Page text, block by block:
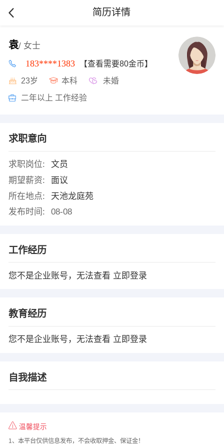
简历详情
袁/ 女士
183****1383 【查看需要80金币】
23岁 本科 未婚
二年以上 工作经验
求职意向
求职岗位:
文员
期望薪资:
面议
所在地点:
天池龙庭苑
发布时间:
08-08
工作经历
您不是企业账号，无法查看 立即登录
教育经历
您不是企业账号，无法查看 立即登录
自我描述
温馨提示
1、本平台仅供信息发布，不会收取押金、保证金！